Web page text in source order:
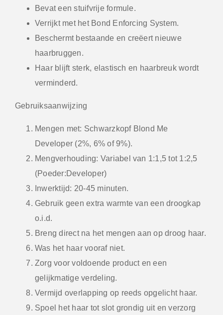
Bevat een stuifvrije formule.
Verrijkt met het Bond Enforcing System.
Beschermt bestaande en creëert nieuwe
haarbruggen.
Haar blijft sterk, elastisch en haarbreuk wordt
verminderd.
Gebruiksaanwijzing
Mengen met: Schwarzkopf Blond Me
Developer (2%, 6% of 9%).
Mengverhouding: Variabel van 1:1,5 tot 1:2,5
(Poeder:Developer)
Inwerktijd: 20-45 minuten.
Gebruik geen extra warmte van een droogkap
o.i.d.
Breng direct na het mengen aan op droog haar.
Was het haar vooraf niet.
Zorg voor voldoende product en een
gelijkmatige verdeling.
Vermijd overlapping op reeds opgelicht haar.
Spoel het haar tot slot grondig uit en verzorg